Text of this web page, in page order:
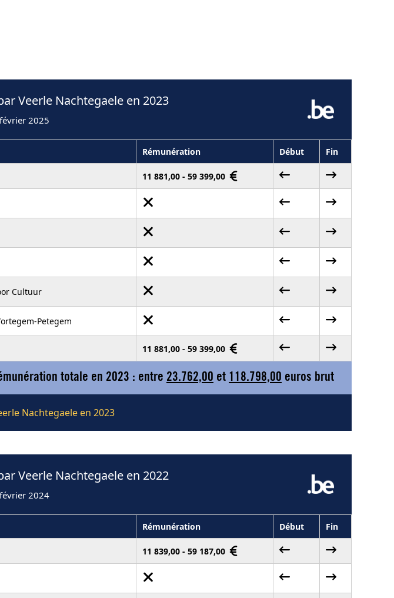
Veerle Nachtegaele en 2023
2025
Rémunération Début Fin
11 881,00 - 59 399,00
Cultuur
Petegem
11 881,00 - 59 399,00
totale en 2023 : entre 23.762,00 et 118.798,00 euros brut
Nachtegaele en 2023
Veerle Nachtegaele en 2022
2024
Rémunération Début Fin
11 839,00 - 59 187,00